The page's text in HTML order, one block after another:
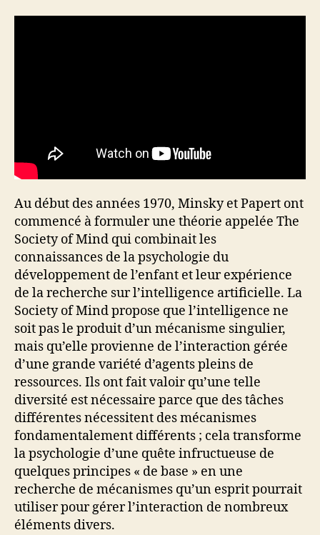
Au début des années 1970, Minsky et Papert ont
commencé à formuler une théorie appelée The
Society of Mind qui combinait les
connaissances de la psychologie du
développement de l’enfant et leur expérience
de la recherche sur l’intelligence artificielle. La
Society of Mind propose que l’intelligence ne
soit pas le produit d’un mécanisme singulier,
mais qu’elle provienne de l’interaction gérée
d’une grande variété d’agents pleins de
ressources. Ils ont fait valoir qu’une telle
diversité est nécessaire parce que des tâches
différentes nécessitent des mécanismes
fondamentalement différents ; cela transforme
la psychologie d’une quête infructueuse de
quelques principes « de base » en une
recherche de mécanismes qu’un esprit pourrait
utiliser pour gérer l’interaction de nombreux
éléments divers.